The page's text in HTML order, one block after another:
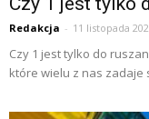
Redakcja - 11 listopada
Czy 1 jest tylko do
które wielu z nas zadaje